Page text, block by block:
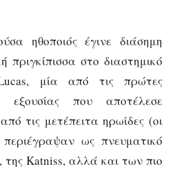
ηθοποιός έγινε διάσημη
πριγκίπισσα στο διαστημικό
μία από τις πρώτες
εξουσίας που αποτέλεσε
τις μετέπειτα ηρωίδες (οι
ως πνευματικό
της Katniss, αλλά και των πιο